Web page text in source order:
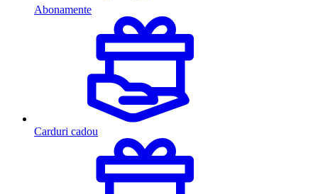
Abonamente
Carduri cadou